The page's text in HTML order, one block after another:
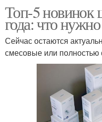
Топ-5 новинок
года: что нужно
Сейчас остаются
смесовые или полностью